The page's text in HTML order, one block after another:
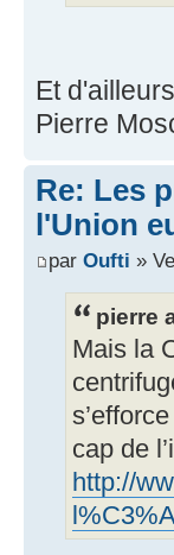
Et
Pierre
Re: Les
l'Union
par Oufti »
pierre
Mais la
cap de
http://